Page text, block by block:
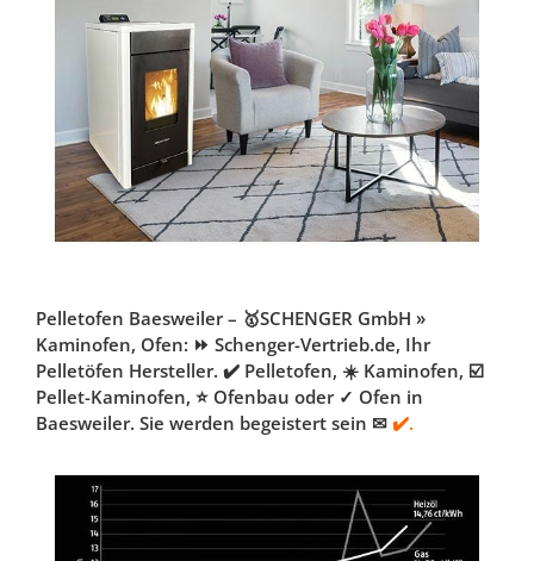
Pelletofen Baesweiler – 🥇SCHENGER GmbH »
Kaminofen, Ofen: ⏩ Schenger-Vertrieb.de, Ihr
Pelletöfen Hersteller. ✔️ Pelletofen, ☀️ Kaminofen, ☑️
Pellet-Kaminofen, ⭐ Ofenbau oder ✓ Ofen in
Baesweiler. Sie werden begeistert sein ✉ ✔️.